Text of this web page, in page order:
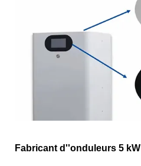
Fabricant d''onduleurs 5 kW